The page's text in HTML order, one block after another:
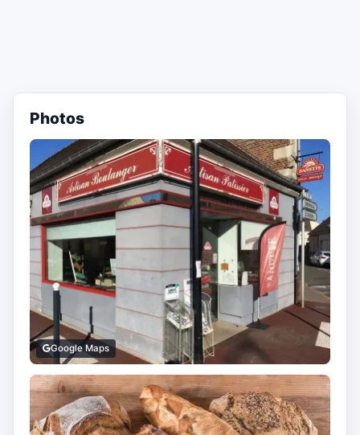
Photos
Google Maps